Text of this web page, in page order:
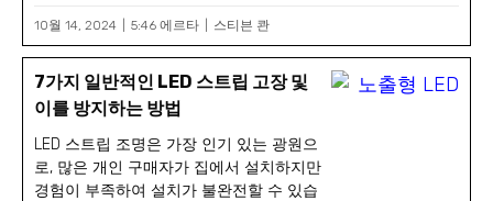
10월 14, 2024 5:46 에르타 스티븐 콴
7가지 일반적인 LED 스트립 고장 및
이를 방지하는 방법
LED 스트립 조명은 가장 인기 있는 광원으
로, 많은 개인 구매자가 집에서 설치하지만
경험이 부족하여 설치가 불완전할 수 있습